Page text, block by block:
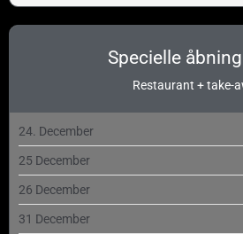
Specielle
Restaurant + take-
24. December
25 December
26 December
31 December